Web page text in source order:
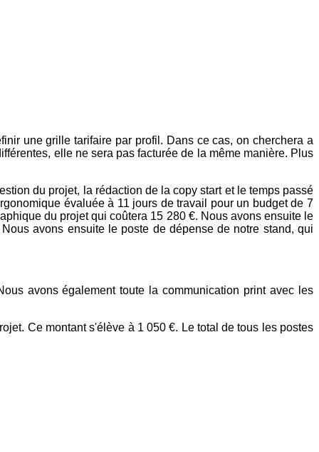
une grille tarifaire par profil. Dans ce cas, on cherchera a
elle ne sera pas facturée de la même manière. Plus
du projet, la rédaction de la copy start et le temps passé
évaluée à 11 jours de travail pour un budget de 7
du projet qui coûtera 15 280 €. Nous avons ensuite le
avons ensuite le poste de dépense de notre stand, qui
avons également toute la communication print avec les
Ce montant s'élève à 1 050 €. Le total de tous les postes